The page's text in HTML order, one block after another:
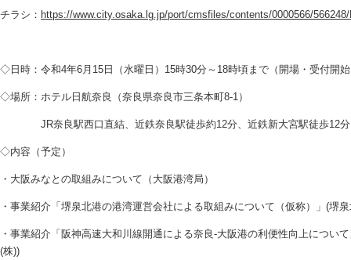
チラシ： https://www.city.osaka.lg.jp/port/cmsfiles/contents/0000566/
◇日時：令和4年6月15日（水曜日）15時30分～18時頃まで（開場・受付開
◇場所：ホテル日航奈良（奈良県奈良市三条本町8-1）
JR奈良駅西口直結、近鉄奈良駅徒歩約12分、近鉄新大宮駅徒歩12分
◇内容（予定）
・大阪みなとの取組みについて（大阪港湾局）
・事業紹介「堺泉北港の港湾運営会社による取組みについて（仮称）」(堺
・事業紹介「阪神高速大和川線開通による奈良-大阪港の利便性向上につい
(株))